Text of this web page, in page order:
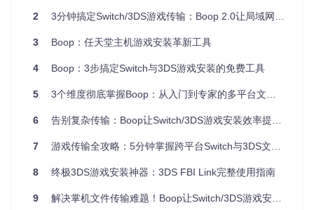
git clone
# 运行对应平台的可执行文件
确保主机与电脑在同一局域网，在控制台输入显示的IP地址即
网络配置，新手也能轻松完成设置。
高效文件传输：三种操作方式任你选
拖放式批量处理
直接将游戏文件拖拽至界面中央区域，系统会自动识别文件类
2 3分钟搞定Switch/3DS游戏传输：Boop 2.0让局域网共享提速80%的秘密
3 Boop：任天堂主机游戏安装革新工具
4 Boop：3步搞定Switch与3DS游戏安装的免费工具
5 3个维度彻底掌握Boop：从入门到专家的多平台文件管理解决方案
6 告别复杂传输：Boop让Switch/3DS游戏安装效率提升300%的实践方案
7 游戏传输全攻略：5分钟掌握跨平台Switch与3DS文件互传技术
8 终极3DS游戏安装神器：3DS FBI Link完整使用指南
9 解决掌机文件传输难题！Boop让Switch/3DS游戏安装变得像拖文件一样简单